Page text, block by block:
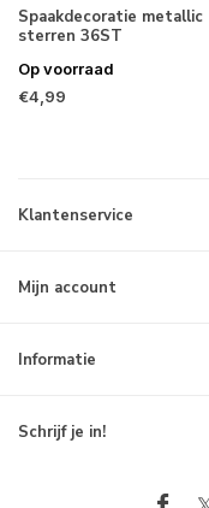
Spaakdecoratie metallic
sterren 36ST
Op voorraad
€4,99
Klantenservice
Mijn account
Informatie
Schrijf je in!